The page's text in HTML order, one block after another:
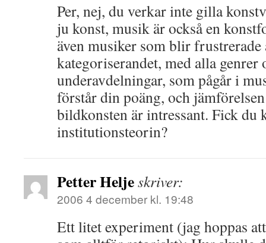
Per, nej, du verkar inte gilla
ju konst, musik är också en
även musiker som blir frustrerade
kategoriserandet, med alla genrer
underavdelningar, som pågår i
förstår din poäng, och
bildkonsten är intressant. Fick du
institutionsteorin?
Petter Heljeskriver:
2006 4 december kl. 19:48
Ett litet experiment (jag hoppas